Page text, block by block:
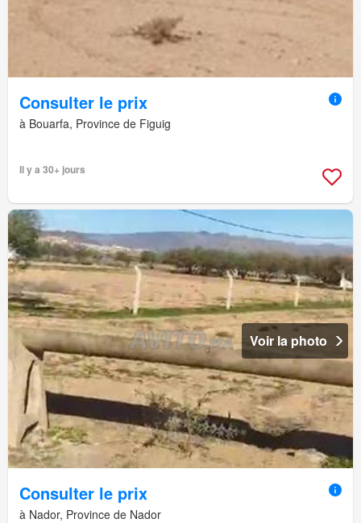
Consulter le prix
à Bouarfa, Province de Figuig
Il y a 30+ jours
Voir la photo
Consulter le prix
à Nador, Province de Nador